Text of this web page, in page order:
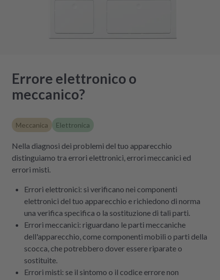
Errore elettronico o
meccanico?
Meccanica Elettronica
Nella diagnosi dei problemi del tuo apparecchio
distinguiamo tra errori elettronici, errori meccanici ed
errori misti.
Errori elettronici: si verificano nei componenti
elettronici del tuo apparecchio e richiedono di norma
una verifica specifica o la sostituzione di tali parti.
Errori meccanici: riguardano le parti meccaniche
dell'apparecchio, come componenti mobili o parti della
scocca, che potrebbero dover essere riparate o
sostituite.
Errori misti: se il sintomo o il codice errore non